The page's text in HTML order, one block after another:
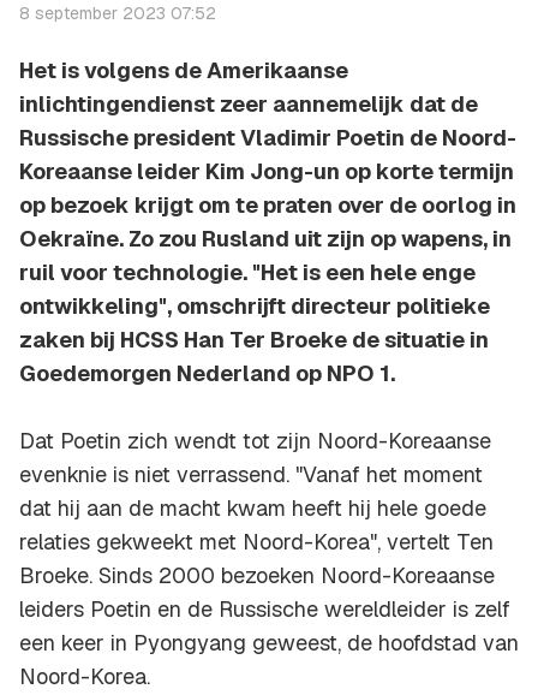
8 september 2023 07:52
Het is volgens de Amerikaanse
inlichtingendienst zeer aannemelijk dat de
Russische president Vladimir Poetin de Noord-
Koreaanse leider Kim Jong-un op korte termijn
op bezoek krijgt om te praten over de oorlog in
Oekraïne. Zo zou Rusland uit zijn op wapens, in
ruil voor technologie. "Het is een hele enge
ontwikkeling", omschrijft directeur politieke
zaken bij HCSS Han Ter Broeke de situatie in
Goedemorgen Nederland op NPO 1.
Dat Poetin zich wendt tot zijn Noord-Koreaanse
evenknie is niet verrassend. "Vanaf het moment
dat hij aan de macht kwam heeft hij hele goede
relaties gekweekt met Noord-Korea", vertelt Ten
Broeke. Sinds 2000 bezoeken Noord-Koreaanse
leiders Poetin en de Russische wereldleider is zelf
een keer in Pyongyang geweest, de hoofdstad van
Noord-Korea.